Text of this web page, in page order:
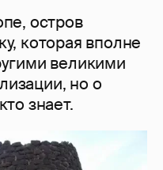
остров
которая вполне
великими
но о
знает.